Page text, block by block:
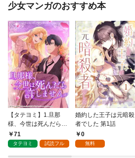
少女マンガのおすすめ本
【タテヨミ】1.旦那
様、今世は死んだら許
しません
71
タテヨミ 試読フル
婚約した王子は元暗殺
者でした 第1話
0
無料